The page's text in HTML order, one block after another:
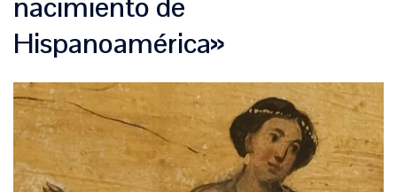
Hispanoamérica»